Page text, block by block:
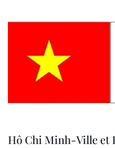
Hô Chi Minh-Ville et